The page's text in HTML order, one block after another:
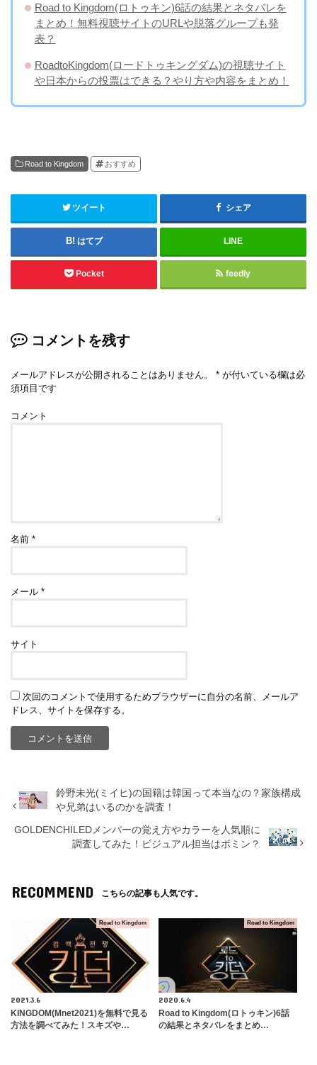
Road to Kingdom(ロトゥキン)6話の結果とネタバレを
まとめ！無料視聴サイトのURLや脱落グループも発
表？
RoadtoKingdom(ロードトゥキングダム)の視聴サイト
や日本からの投票はできる？やり方や内容をまとめ！
Road to Kingdom おすすめ
ツイート シェア
はてブ LINE
Pocket feedly
コメントを残す
メールアドレスが公開されることはありません。 * が付いている欄は必
須項目です
コメント
名前*
メール*
サイト
次回のコメントで使用するためブラウザーに自分の名前、メールア
ドレス、サイトを保存する。
鈴野未光(ミイヒ)の国籍は韓国って本当なの？家族構成
や兄弟はいるのかを調査！
GOLDENCHILEDメンバーの覚え方やカラーを人気順に
調査してみた！ビジュアル担当はボミン？
RECOMMEND こちらの記事も人気です。
Road to Kingdom
2021.3.6
KINGDOM(Mnet2021)を無料で見る
方法を調べてみた！スキズや…
Road to Kingdom
2020.6.4
Road to Kingdom(ロトゥキン)6話
の結果とネタバレをまとめ…